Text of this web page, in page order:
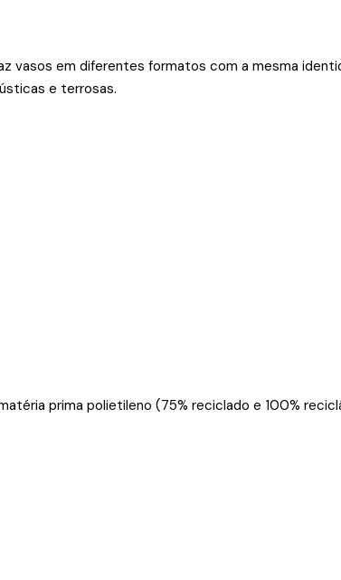
vasos em diferentes formatos com a mesma
e terrosas.
prima polietileno (75% reciclado e 100%